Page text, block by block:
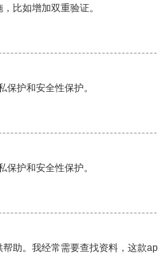
比如增加双重验证。
护和安全性保护。
护和安全性保护。
助。我经常需要查找资料，这款